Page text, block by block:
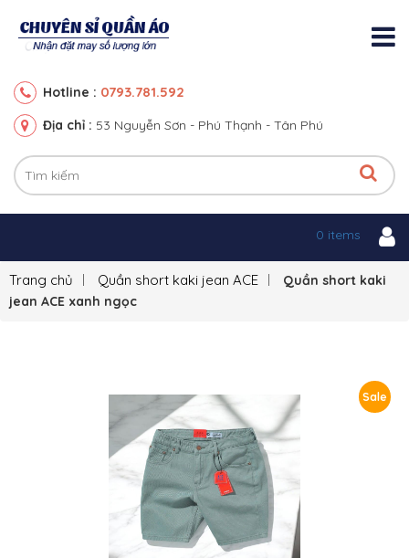
Hotline : 0793.781.592
Địa chỉ : 53 Nguyễn Sơn - Phú Thạnh - Tân Phú
0 items
Trang chủ Quần short kaki jean ACE
Quần short kaki
jean ACE xanh ngọc
Sale